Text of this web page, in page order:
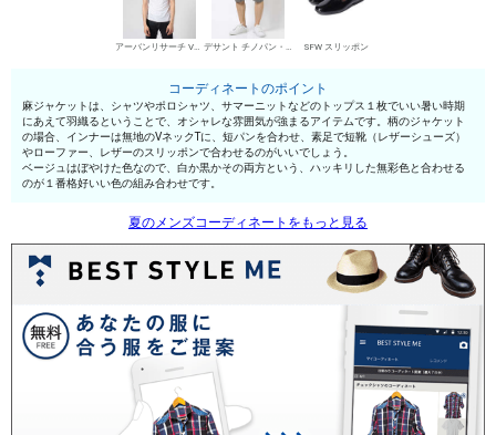
アーバンリサーチ VネックTシャツ デサント チノパン・綿パン SFW スリッポン
コーディネートのポイント
麻ジャケットは、シャツやポロシャツ、サマーニットなどのトップス１枚でいい暑い時期
にあえて羽織るということで、オシャレな雰囲気が強まるアイテムです。柄のジャケット
の場合、インナーは無地のVネックTに、短パンを合わせ、素足で短靴（レザーシューズ）
やローファー、レザーのスリッポンで合わせるのがいいでしょう。
ベージュはぼやけた色なので、白か黒かその両方という、ハッキリした無彩色と合わせる
のが１番格好いい色の組み合わせです。
夏のメンズコーディネートをもっと見る